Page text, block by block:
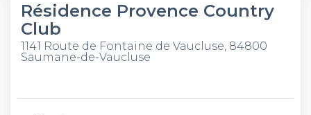
Résidence Provence Country
Club
1141 Route de Fontaine de Vaucluse, 84800
Saumane-de-Vaucluse